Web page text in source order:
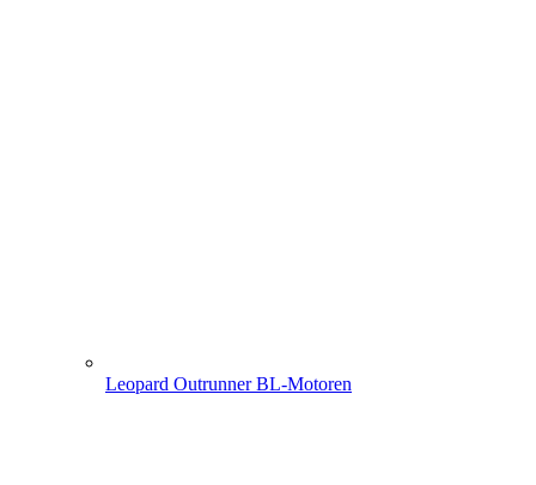
Leopard Outrunner BL-Motoren